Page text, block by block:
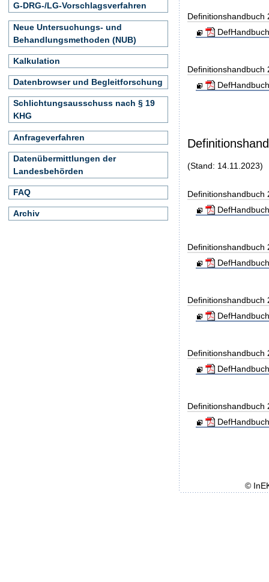
Definitionshandbuch
Definitionshandbuch
(Stand: 14.11.2023)
Definitionshandbuch
Definitionshandbuch
Definitionshandbuch
Definitionshandbuch
Definitionshandbuch
G-DRG-/LG-Vorschlagsverfahren
Neue Untersuchungs- und
Behandlungsmethoden (NUB)
Kalkulation
Datenbrowser und Begleitforschung
Schlichtungsausschuss nach § 19
KHG
Anfrageverfahren
Datenübermittlungen der
Landesbehörden
FAQ
Archiv
©